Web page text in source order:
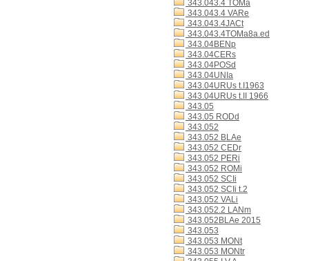
343.043.4 TOMa
343.043.4 VARe
343.043.4JACt
343.043.4TOMa8a.ed
343.04BENp
343.04CERs
343.04POSd
343.04UNIa
343.04URUs t.I1963
343.04URUs t.II 1966
343.05
343.05 RODd
343.052
343.052 BLAe
343.052 CEDr
343.052 PERi
343.052 ROMi
343.052 SCIi
343.052 SCIi t.2
343.052 VALi
343.052.2 LANm
343.052BLAe 2015
343.053
343.053 MONt
343.053 MONtr